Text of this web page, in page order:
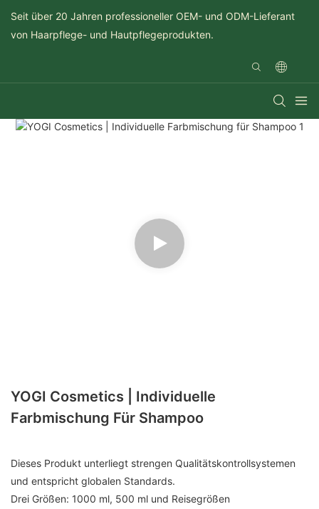
Seit über 20 Jahren professioneller OEM- und ODM-Lieferant
von Haarpflege- und Hautpflegeprodukten.
YOGI Cosmetics | Individuelle
Farbmischung Für Shampoo
Dieses Produkt unterliegt strengen Qualitätskontrollsystemen
und entspricht globalen Standards.
Drei Größen: 1000 ml, 500 ml und Reisegrößen